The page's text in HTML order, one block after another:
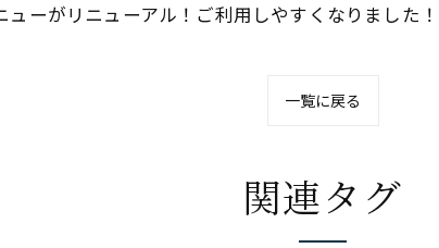
ーがリニューアル！ご利用しやすくなりました！
一覧に戻る
関連タグ